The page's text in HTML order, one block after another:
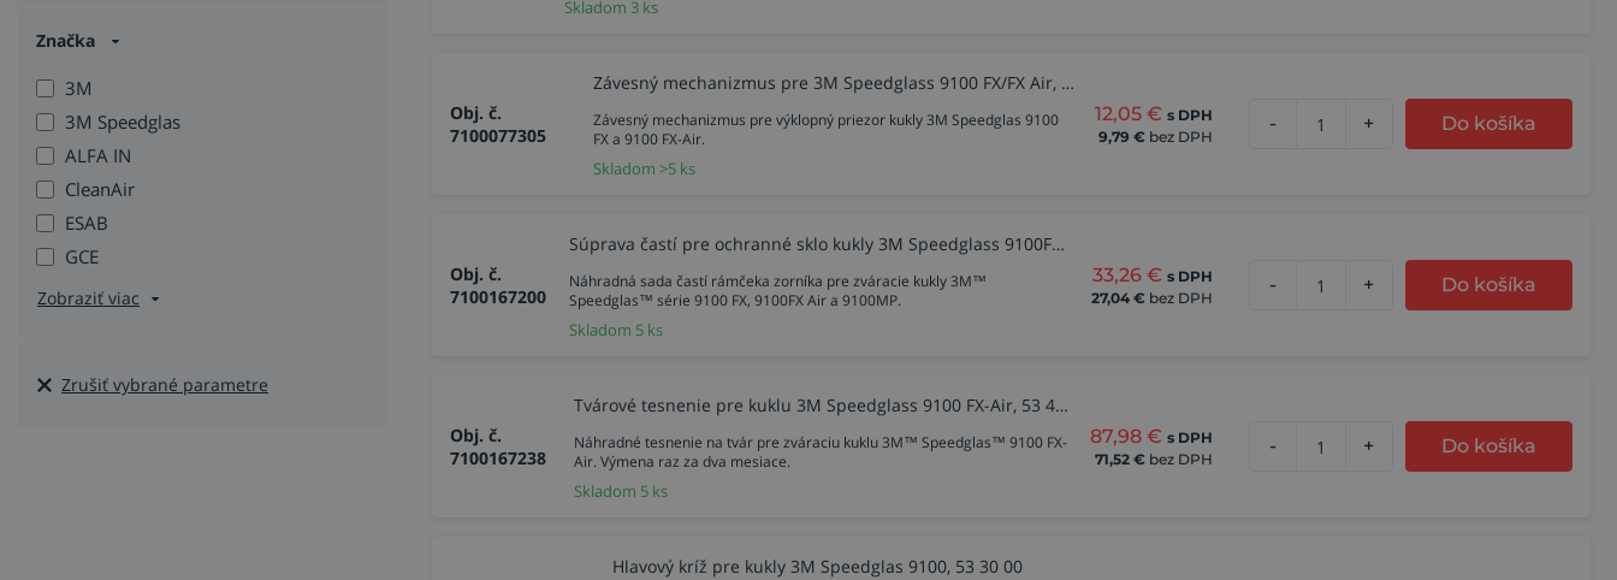
Značka
3M
3M Speedglas
ALFA IN
CleanAir
ESAB
GCE
Zobraziť viac
Zrušiť vybrané parametre
Skladom 3 ks
Obj. č.
7100077305
Závesný mechanizmus pre 3M Speedglass 9100 FX/FX Air, 2 ks, 19 71 44
Závesný mechanizmus pre výklopný priezor kukly 3M Speedglas 9100
FX a 9100 FX-Air.
Skladom >5 ks
12,05 € s DPH
9,79 € bez DPH
- + Do košíka
Obj. č.
7100167200
Súprava častí pre ochranné sklo kukly 3M Speedglass 9100FX/9100MP, 54 05 00
Náhradná sada častí rámčeka zorníka pre zváracie kukly 3M™
Speedglas™ série 9100 FX, 9100FX Air a 9100MP.
Skladom 5 ks
33,26 € s DPH
27,04 € bez DPH
- + Do košíka
Obj. č.
7100167238
Tvárové tesnenie pre kuklu 3M Speedglass 9100 FX-Air, 53 40 00
Náhradné tesnenie na tvár pre zváraciu kuklu 3M™ Speedglas™ 9100 FX-
Air. Výmena raz za dva mesiace.
Skladom 5 ks
87,98 € s DPH
71,52 € bez DPH
- + Do košíka
Hlavový kríž pre kukly 3M Speedglas 9100, 53 30 00